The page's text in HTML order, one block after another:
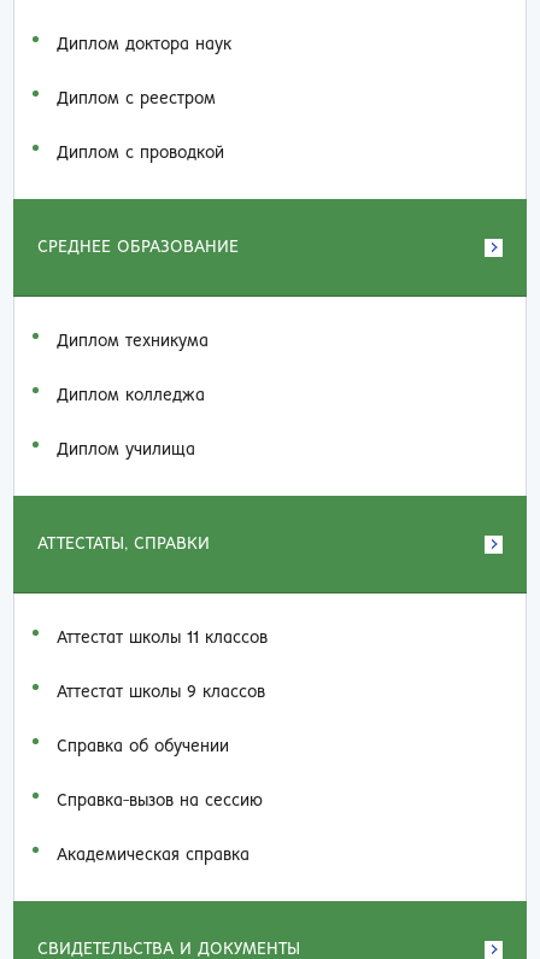
Диплом доктора наук
Диплом с реестром
Диплом с проводкой
СРЕДНЕЕ ОБРАЗОВАНИЕ
Диплом техникума
Диплом колледжа
Диплом училища
АТТЕСТАТЫ, СПРАВКИ
Аттестат школы 11 классов
Аттестат школы 9 классов
Справка об обучении
Справка-вызов на сессию
Академическая справка
СВИДЕТЕЛЬСТВА И ДОКУМЕНТЫ